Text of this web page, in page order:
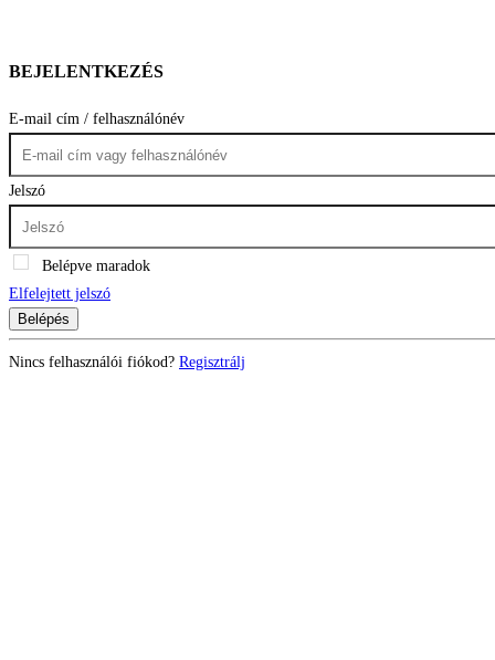
BEJELENTKEZÉS
E-mail cím / felhasználónév
Jelszó
Belépve maradok
Elfelejtett jelszó
Belépés
Nincs felhasználói fiókod? Regisztrálj